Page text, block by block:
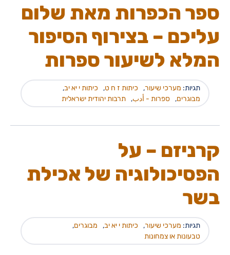
ספר הכפרות מאת שלום
עליכם – בצירוף הסיפור
המלא לשיעור ספרות
תגיות: מערכי שיעור, כיתות ז ח ט, כיתות י יא יב,
מבוגרים, ספרות - أدب, תרבות יהודית ישראלית
קרניזם – על
הפסיכולוגיה של אכילת
בשר
תגיות: מערכי שיעור, כיתות י יא יב, מבוגרים,
טבעונות או צמחונות